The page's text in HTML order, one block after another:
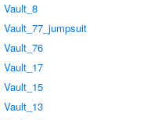
Vault_8
Vault_77_jumpsuit
Vault_76
Vault_17
Vault_15
Vault_13